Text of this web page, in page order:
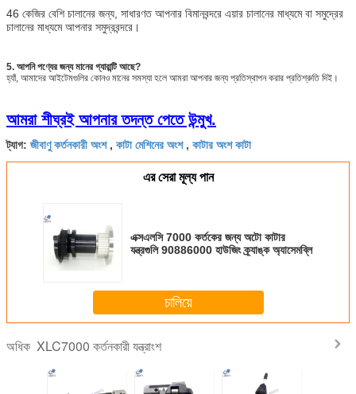
46 কেজির বেশি চালানের জন্য, সাধারণত আপনার বিমানবন্দরে এয়ার চালানের মাধ্যমে বা সমুদ্রের
চালানের মাধ্যমে আপনার সমুদ্রবন্দরে।
5. আপনি পণ্যের জন্য মানের গ্যারান্টি আছে?
হ্যাঁ, আমাদের আইটেমগুলির কোনও মানের সমস্যা হলে আমরা আপনার জন্য প্রতিস্থাপন করার প্রতিশ্রুতি দিই।
আমরা শীঘ্রই আপনার তদন্ত পেতে উন্মুখ.
ট্যাগ: জীবাণু কর্তনকারী অংশ, কাটা মেশিনের অংশ, কাটার অংশ কাটা
এর সেরা মূল্য পান
এক্সএলসি 7000 কর্তকের জন্য অটো কাটার
যন্ত্রগুলি 90886000 হাউজিং ক্র্যাঙ্ক অ্যাসেমব্লি
চালিয়ে
অধিক XLC7000 কর্তনকারী যন্ত্রাংশ